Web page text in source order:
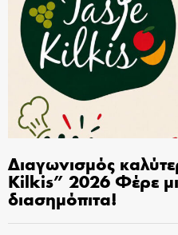
Διαγωνισμός
Kilkis” 2026 Φέρε
διασημόπιτα!